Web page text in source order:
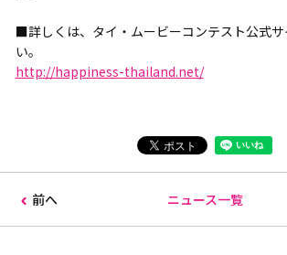
■詳しくは、タイ・ムービーコンテスト公式
い。
http://happiness-thailand.net/
前へ ニュース一覧